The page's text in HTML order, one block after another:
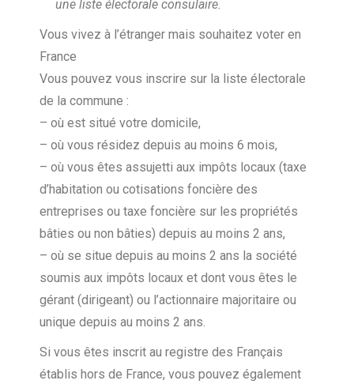
une liste électorale consulaire.
Vous vivez à l’étranger mais souhaitez voter en
France
Vous pouvez vous inscrire sur la liste électorale
de la commune :
– où est situé votre domicile,
– où vous résidez depuis au moins 6 mois,
– où vous êtes assujetti aux impôts locaux (taxe
d’habitation ou cotisations foncière des
entreprises ou taxe foncière sur les propriétés
bâties ou non bâties) depuis au moins 2 ans,
– où se situe depuis au moins 2 ans la société
soumis aux impôts locaux et dont vous êtes le
gérant (dirigeant) ou l’actionnaire majoritaire ou
unique depuis au moins 2 ans.
Si vous êtes inscrit au registre des Français
établis hors de France, vous pouvez également